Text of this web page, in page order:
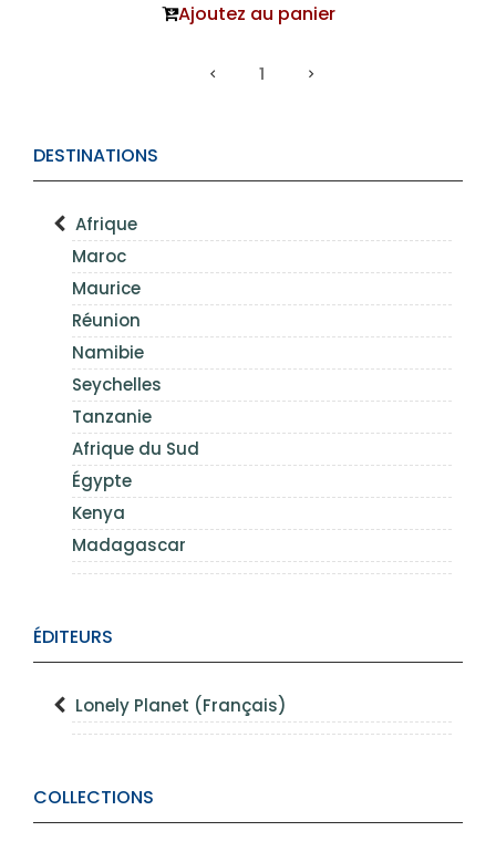
DESTINATIONS
Afrique
Maroc
Maurice
Réunion
Namibie
Seychelles
Tanzanie
Afrique du Sud
Égypte
Kenya
Madagascar
ÉDITEURS
Lonely Planet (Français)
COLLECTIONS
Ajoutez au panier
1